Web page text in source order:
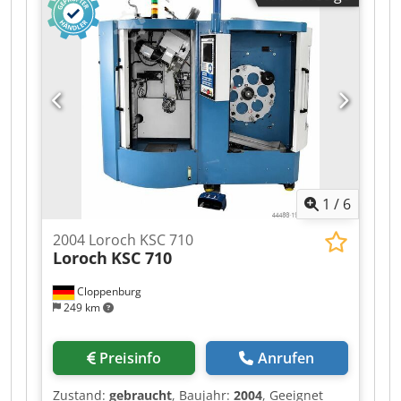
Adyswa
1 / 6
Cloppenburg
249 km
2004 Loroch KSC 710
Loroch KSC 710
Preisinfo Anrufen
Zustand: gebraucht, Baujahr: 2004, Geeignet